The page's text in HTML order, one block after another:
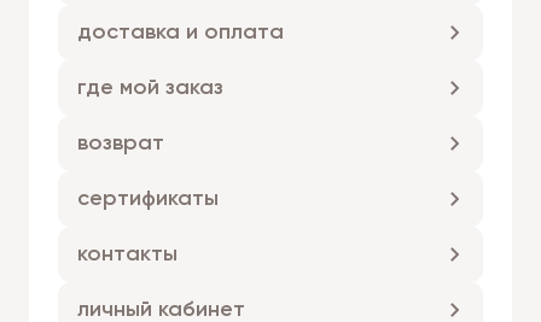
доставка и оплата
где мой заказ
возврат
сертификаты
контакты
личный кабинет